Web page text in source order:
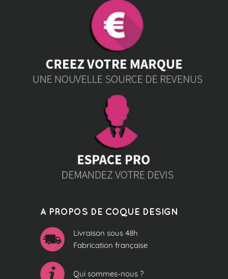
A PROPOS DE COQUE DESIGN
Livraison sous 48h
Fabrication française
Qui sommes-nous ?